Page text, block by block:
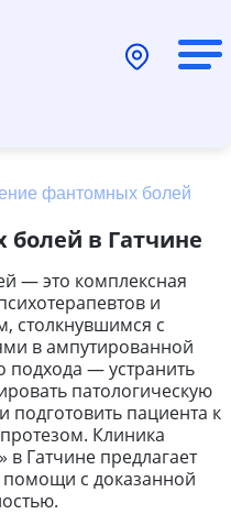
фантомных болей
в Гатчине
— это комплексная
и
столкнувшимся с
в ампутированной
подхода — устранить
патологическую
подготовить пациента к
Клиника
Гатчине предлагает
с доказанной